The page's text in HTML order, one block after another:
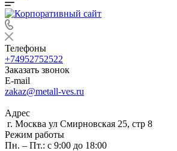
Телефоны
+74952752522
Заказать звонок
E-mail
zakaz@metall-ves.ru
Адрес
г. Москва ул Смирновская 25, стр 8
Режим работы
Пн. – Пт.: с 9:00 до 18:00